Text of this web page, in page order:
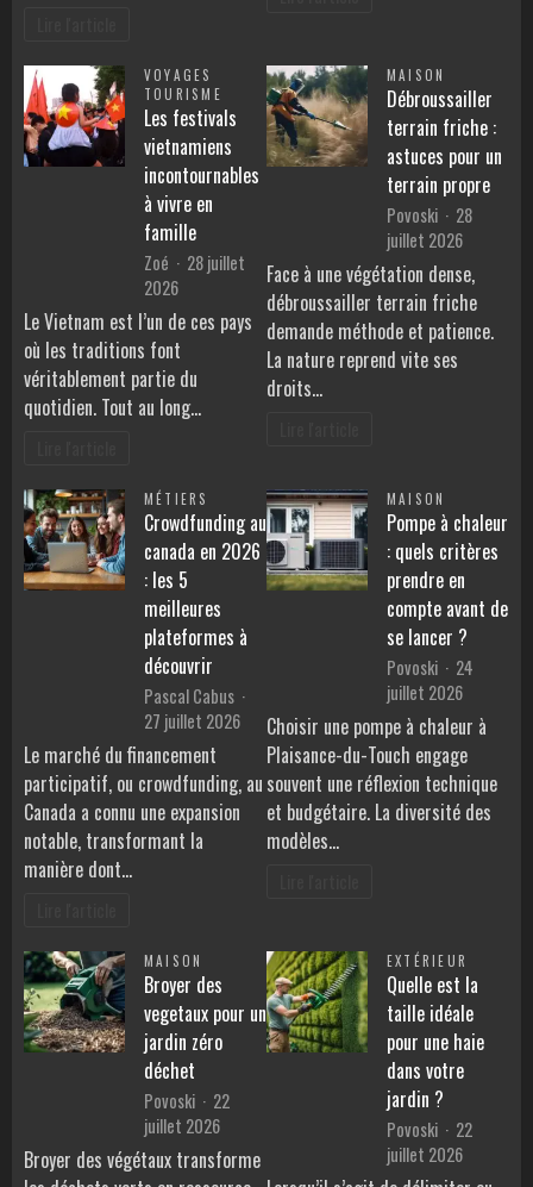
VOYAGES
TOURISME
Les festivals
vietnamiens
incontournables
à vivre en
famille
Zoé
28 juillet
2026
Le Vietnam est l’un de ces pays
où les traditions font
véritablement partie du
quotidien. Tout au long…
MAISON
Débroussailler
terrain friche :
astuces pour un
terrain propre
Povoski
28
juillet 2026
Face à une végétation dense,
débroussailler terrain friche
demande méthode et patience.
La nature reprend vite ses
droits…
MÉTIERS
Crowdfunding au
canada en 2026
: les 5
meilleures
plateformes à
découvrir
Pascal Cabus
27 juillet 2026
Le marché du financement
participatif, ou crowdfunding, au
Canada a connu une expansion
notable, transformant la
manière dont…
MAISON
Pompe à chaleur
: quels critères
prendre en
compte avant de
se lancer ?
Povoski
24
juillet 2026
Choisir une pompe à chaleur à
Plaisance-du-Touch engage
souvent une réflexion technique
et budgétaire. La diversité des
modèles…
MAISON
Broyer des
vegetaux pour un
jardin zéro
déchet
Povoski
22
juillet 2026
Broyer des végétaux transforme
EXTÉRIEUR
Quelle est la
taille idéale
pour une haie
dans votre
jardin ?
Povoski
22
juillet 2026